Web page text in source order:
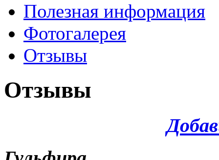
Полезная информация
Фотогалерея
Отзывы
Отзывы